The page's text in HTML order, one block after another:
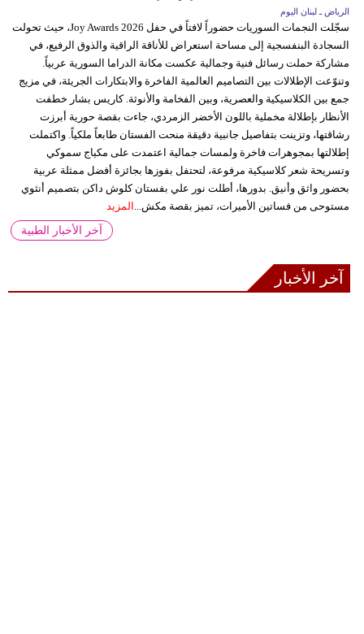
الرياض ـ لبنان اليوم
سجّلت النجمات السوريات حضوراً لافتاً في حفل Joy Awards 2026، حيث تحولت
السجادة البنفسجية إلى مساحة استعراض للأناقة الراقية والذوق الرفيع، في
مشاركة حملت رسائل فنية وجمالية عكست مكانة الدراما السورية عربياً.
وتنوّعت الإطلالات بين التصاميم العالمية الفاخرة والابتكارات الجريئة، في مزيج
جمع بين الكلاسيكية والعصرية، وبين الفخامة والأنوثة. كاريس بشار خطفت
الأنظار بإطلالة مخملية باللون الأخضر الزمردي، جاءت بقصة حورية أبرزت
رشاقتها، وتزينت بتفاصيل جانبية دقيقة منحت الفستان طابعاً ملكياً. واكتملت
إطلالتها بمجوهرات فاخرة ولمسات جمالية اعتمدت على مكياج سموكي
وتسريحة شعر كلاسيكية مرفوعة، لتحتفل بفوزها بجائزة أفضل ممثلة عربية
بحضور واثق وأنيق. بدورها، أطلت نور علي بفستان كلوش داكن بتصميم أنثوي
مستوحى من فساتين الأميرات، تميز بقصة مكش...
المزيد
آخر الأخبار الطبية
آخر الأخبار